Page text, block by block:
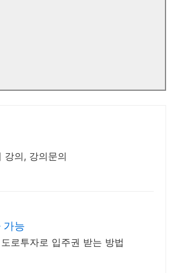
의, 강의문의
가능
로투자로 입주권 받는 방법